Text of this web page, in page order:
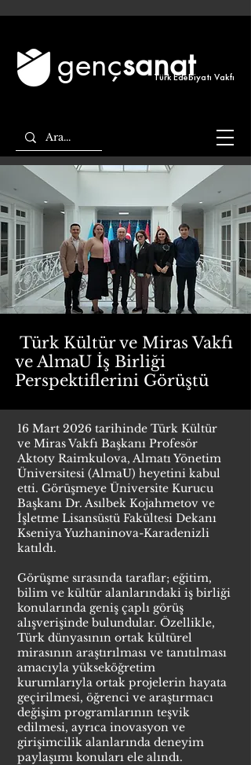
Türk Edebiyatı Vakfı
gençsanat
Türk Kültür ve Miras Vakfı
ve AlmaU İş Birliği
Perspektiflerini Görüştü
16 Mart 2026 tarihinde Türk Kültür
ve Miras Vakfı Başkanı Profesör
Aktoty Raimkulova, Almatı Yönetim
Üniversitesi (AlmaU) heyetini kabul
etti. Görüşmeye Üniversite Kurucu
Başkanı Dr. Asılbek Kojahmetov ve
İşletme Lisansüstü Fakültesi Dekanı
Kseniya Yuzhaninova-Karadenizli
katıldı.
Görüşme sırasında taraflar; eğitim,
bilim ve kültür alanlarındaki iş birliği
konularında geniş çaplı görüş
alışverişinde bulundular. Özellikle,
Türk dünyasının ortak kültürel
mirasının araştırılması ve tanıtılması
amacıyla yükseköğretim
kurumlarıyla ortak projelerin hayata
geçirilmesi, öğrenci ve araştırmacı
değişim programlarının teşvik
edilmesi, ayrıca inovasyon ve
girişimcilik alanlarında deneyim
paylaşımı konuları ele alındı.